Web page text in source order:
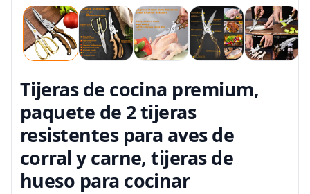
Tijeras de cocina premium,
paquete de 2 tijeras
resistentes para aves de
corral y carne, tijeras de
hueso para cocinar